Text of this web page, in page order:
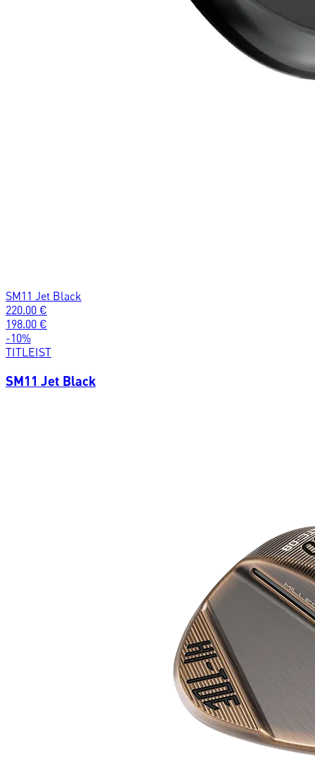
SM11 Jet Black
220.00 €
198.00 €
-10%
TITLEIST
SM11 Jet Black